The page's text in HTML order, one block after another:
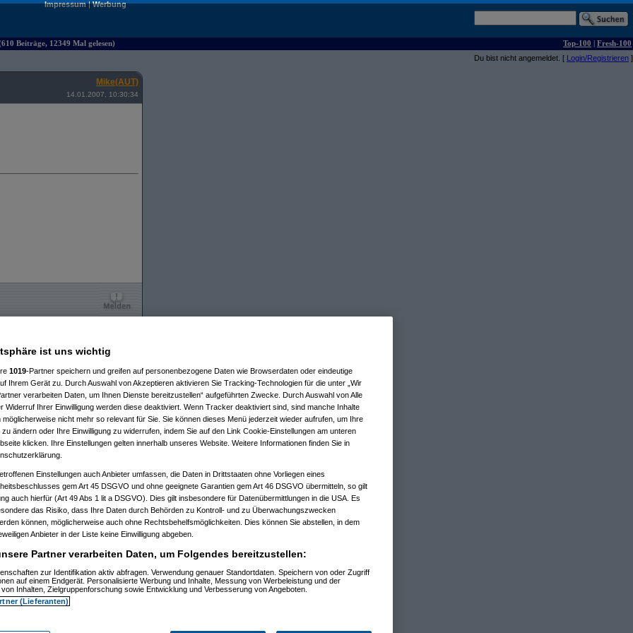
Impressum|Werbung
Beiträge, 12349 Mal gelesen) Top-100 | Fresh-100
Du bist nicht angemeldet. [ Login/Registrieren ]
Mike(AUT)
14.01.2007, 10:30:34
10:52:44)
11:01:21)
11:27:44)
14:15:42)
14:17:28)
am 15.01.2007, 12:42:30)
10:55:38)
11:02:48)
11:17:13)
11:30:04)
11:35:10)
08:06:40)
08:19:08)
resetam 15.01.2007, 13:35:59)
(resetam 16.01.2007, 09:21:51)
(Flipam 16.01.2007, 21:40:15)
15.01.2007, 16:49:41)
am 15.01.2007, 17:34:16)
(Flipam 15.01.2007, 21:31:36)
ist uns wichtig
1019-Partner speichern und greifen auf personenbezogene Daten wie Browserdaten oder eindeutige
Ihrem Gerät zu. Durch Auswahl von Akzeptieren aktivieren Sie Tracking-Technologien für die unter „Wir
verarbeiten Daten, um Ihnen Dienste bereitzustellen“ aufgeführten Zwecke. Durch Auswahl von Alle
Widerruf Ihrer Einwilligung werden diese deaktiviert. Wenn Tracker deaktiviert sind, sind manche Inhalte
möglicherweise nicht mehr so relevant für Sie. Sie können dieses Menü jederzeit wieder aufrufen, um Ihre
zu ändern oder Ihre Einwilligung zu widerrufen, indem Sie auf den Link Cookie-Einstellungen am unteren
klicken. Ihre Einstellungen gelten innerhalb unseres Website. Weitere Informationen finden Sie in
Einstellungen auch Anbieter umfassen, die Daten in Drittstaaten ohne Vorliegen eines
gem Art 45 DSGVO und ohne geeignete Garantien gem Art 46 DSGVO übermitteln, so gilt
auch hierfür (Art 49 Abs 1 lit a DSGVO). Dies gilt insbesondere für Datenübermittlungen in die USA. Es
das Risiko, dass Ihre Daten durch Behörden zu Kontroll- und zu Überwachungszwecken
können, möglicherweise auch ohne Rechtsbehelfsmöglichkeiten. Dies können Sie abstellen, in dem
Anbieter in der Liste keine Einwilligung abgeben.
Partner verarbeiten Daten, um Folgendes bereitzustellen:
zur Identifikation aktiv abfragen. Verwendung genauer Standortdaten. Speichern von oder Zugriff
auf einem Endgerät. Personalisierte Werbung und Inhalte, Messung von Werbeleistung und der
Inhalten, Zielgruppenforschung sowie Entwicklung und Verbesserung von Angeboten.
(Lieferanten)